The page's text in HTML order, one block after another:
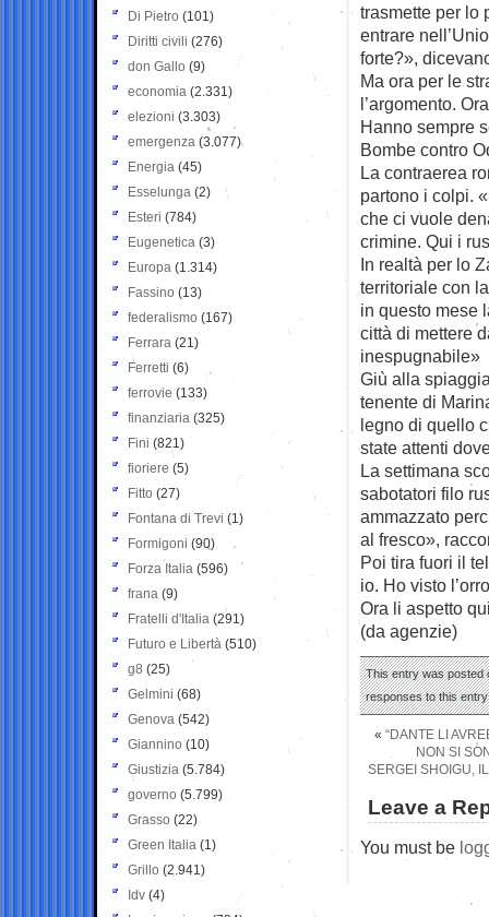
trasmette per lo
entrare
forte?»,
Ma ora per le
l’argomento.
Hanno sempre
Bombe contro
La contraerea
partono i colpi.
che ci vuole
crimine. Qui i
In realtà per lo
territoriale con
in questo mese
città di mettere
inespugnabile»
Giù alla
tenente di
legno di quello
state attenti
La settimana
sabotatori filo
ammazzato
al fresco»,
Poi tira fuori il
io. Ho visto
Ora li aspetto
(da agenzie)
This entry was posted
responses to this
« “DANTE LI
NON SI
SERGEI SHOIGU,
Leave a
You must be
Di Pietro (101)
Diritti civili (276)
don Gallo (9)
economia (2.331)
elezioni (3.303)
emergenza (3.077)
Energia (45)
Esselunga (2)
Esteri (784)
Eugenetica (3)
Europa (1.314)
Fassino (13)
federalismo (167)
Ferrara (21)
Ferretti (6)
ferrovie (133)
finanziaria (325)
Fini (821)
fioriere (5)
Fitto (27)
Fontana di Trevi (1)
Formigoni (90)
Forza Italia (596)
frana (9)
Fratelli d'Italia (291)
Futuro e Libertà (510)
g8 (25)
Gelmini (68)
Genova (542)
Giannino (10)
Giustizia (5.784)
governo (5.799)
Grasso (22)
Green Italia (1)
Grillo (2.941)
Idv (4)